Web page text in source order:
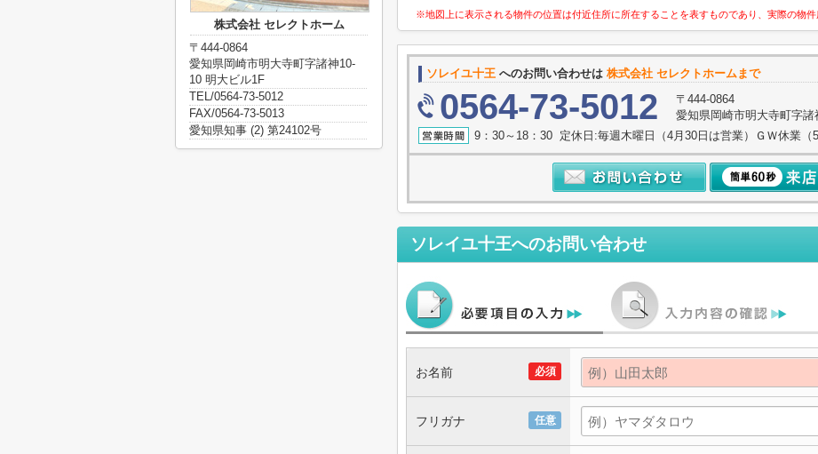
※地図上に表示される物件の位置は付近住所に所在することを表すものであり、実際の物件
ソレイユ十王 へのお問い合わせは 株式会社 セレクトホームまで
0564-73-5012
〒444-0864
愛知県岡崎市明大寺町字
9：30～18：30 定休日:毎週木曜日（4月30日は営業）ＧＷ休業（5
ソレイユ十王へのお問い合わせ
必須
お名前
任意
フリガナ
株式会社 セレクトホーム
〒444-0864
愛知県岡崎市明大寺町字諸神10-
10 明大ビル1F
TEL/0564-73-5012
FAX/0564-73-5013
愛知県知事 (2) 第24102号